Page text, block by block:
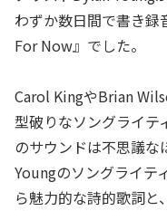
わずか数日間で書き録
For Now』でした。
Carol KingやBrian
型破りなソングライテ
のサウンドは不思議な
Youngのソングライテ
ら魅力的な詩的歌詞